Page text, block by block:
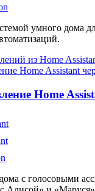
умного дома
Home
с голосовыми